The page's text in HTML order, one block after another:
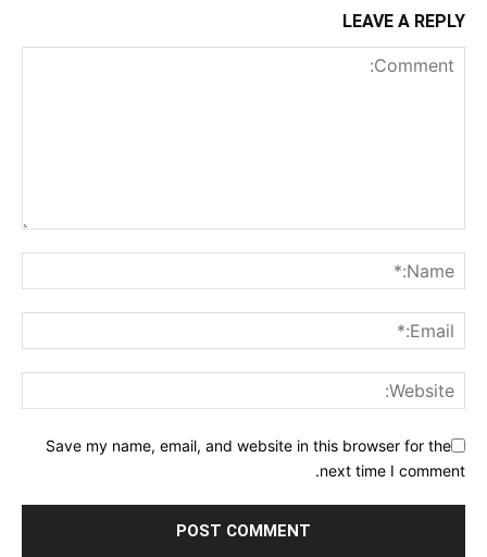
LEAVE A REPLY
Save my name, email, and website in this browser for the
next time I comment.